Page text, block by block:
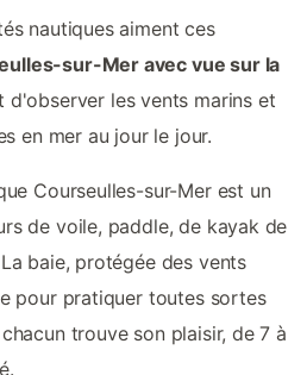
nautiques aiment ces
sur-Mer avec vue sur la
les vents marins et
en mer au jour le jour.
Courseulles-sur-Mer est un
de voile, paddle, de kayak de
baie, protégée des vents
pour pratiquer toutes sortes
trouve son plaisir, de 7 à